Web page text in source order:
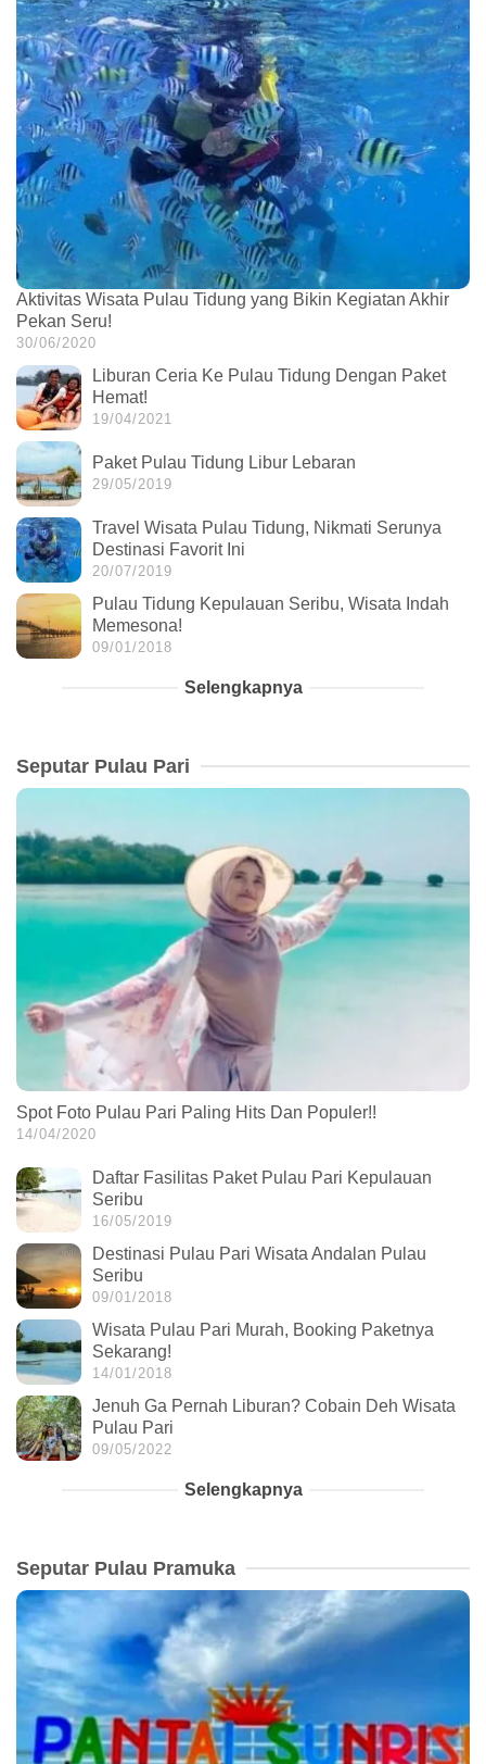
Aktivitas Wisata Pulau Tidung yang Bikin Kegiatan Akhir
Pekan Seru!
30/06/2020
Liburan Ceria Ke Pulau Tidung Dengan Paket
Hemat!
19/04/2021
Paket Pulau Tidung Libur Lebaran
29/05/2019
Travel Wisata Pulau Tidung, Nikmati Serunya
Destinasi Favorit Ini
20/07/2019
Pulau Tidung Kepulauan Seribu, Wisata Indah
Memesona!
09/01/2018
Selengkapnya
Seputar Pulau Pari
Spot Foto Pulau Pari Paling Hits Dan Populer!!
14/04/2020
Daftar Fasilitas Paket Pulau Pari Kepulauan
Seribu
16/05/2019
Destinasi Pulau Pari Wisata Andalan Pulau
Seribu
09/01/2018
Wisata Pulau Pari Murah, Booking Paketnya
Sekarang!
14/01/2018
Jenuh Ga Pernah Liburan? Cobain Deh Wisata
Pulau Pari
09/05/2022
Selengkapnya
Seputar Pulau Pramuka